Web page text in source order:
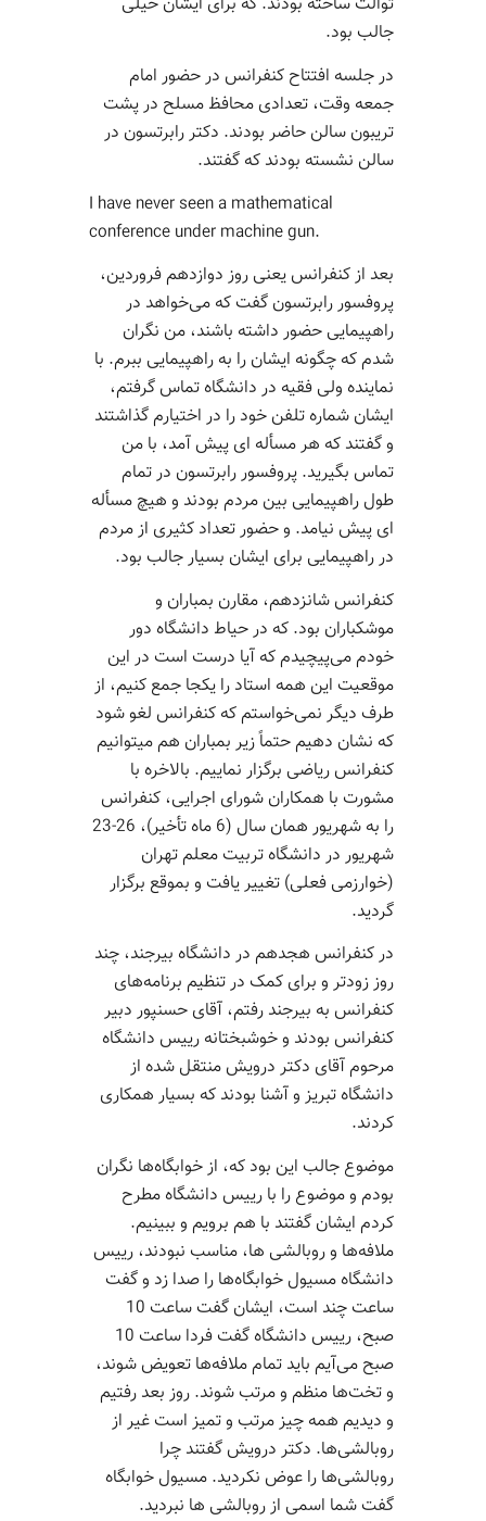
جالب بود.
در جلسه افتتاح کنفرانس در حضور امام
جمعه وقت، تعدادی محافظ مسلح در پشت
تریبون سالن حاضر بودند. دکتر رابرتسون در
سالن نشسته بودند که گفتند.
I have never seen a mathematical
conference under machine gun.
بعد از کنفرانس یعنی روز دوازدهم فروردین،
پروفسور رابرتسون گفت که می‌خواهد در
راهپیمایی حضور داشته باشند، من نگران
شدم که چگونه ایشان را به راهپیمایی ببرم. با
نماینده ولی فقیه در دانشگاه تماس گرفتم،
ایشان شماره تلفن خود را در اختیارم گذاشتند
و گفتند که هر مسأله ای پیش آمد، با من
تماس بگیرید. پروفسور رابرتسون در تمام
طول راهپیمایی بین مردم بودند و هیچ مسأله
ای پیش نیامد. و حضور تعداد کثیری از مردم
در راهپیمایی برای ایشان بسیار جالب بود.
کنفرانس شانزدهم، مقارن بمباران و
موشکباران بود. که در حیاط دانشگاه دور
خودم می‌پیچیدم که آیا درست است در این
موقعیت این همه استاد را یکجا جمع کنیم، از
طرف دیگر نمی‌خواستم که کنفرانس لغو شود
که نشان دهیم حتماً زیر بمباران هم میتوانیم
کنفرانس ریاضی برگزار نماییم. بالاخره با
مشورت با همکاران شورای اجرایی، کنفرانس
را به شهریور همان سال (6 ماه تأخیر)، 26-23
شهریور در دانشگاه تربیت معلم تهران
(خوارزمی فعلی) تغییر یافت و بموقع برگزار
گردید.
در کنفرانس هجدهم در دانشگاه بیرجند، چند
روز زودتر و برای کمک در تنظیم برنامه‌های
کنفرانس به بیرجند رفتم، آقای حسنپور دبیر
کنفرانس بودند و خوشبختانه رییس دانشگاه
مرحوم آقای دکتر درویش منتقل شده از
دانشگاه تبریز و آشنا بودند که بسیار همکاری
کردند.
موضوع جالب این بود که، از خوابگاه‌ها نگران
بودم و موضوع را با رییس دانشگاه مطرح
کردم ایشان گفتند با هم برویم و ببینیم.
ملافه‌ها و روبالشی ها، مناسب نبودند، رییس
دانشگاه مسیول خوابگاه‌ها را صدا زد و گفت
ساعت چند است، ایشان گفت ساعت 10
صبح، رییس دانشگاه گفت فردا ساعت 10
صبح می‌آیم باید تمام ملافه‌ها تعویض شوند،
و تخت‌ها منظم و مرتب شوند. روز بعد رفتیم
و دیدیم همه چیز مرتب و تمیز است غیر از
روبالشی‌ها. دکتر درویش گفتند چرا
روبالشی‌ها را عوض نکردید. مسیول خوابگاه
گفت شما اسمی از روبالشی ها نبردید.